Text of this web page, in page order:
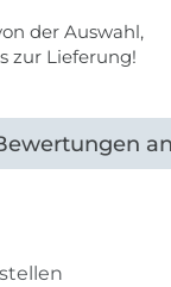
der Auswahl,
zur Lieferung!